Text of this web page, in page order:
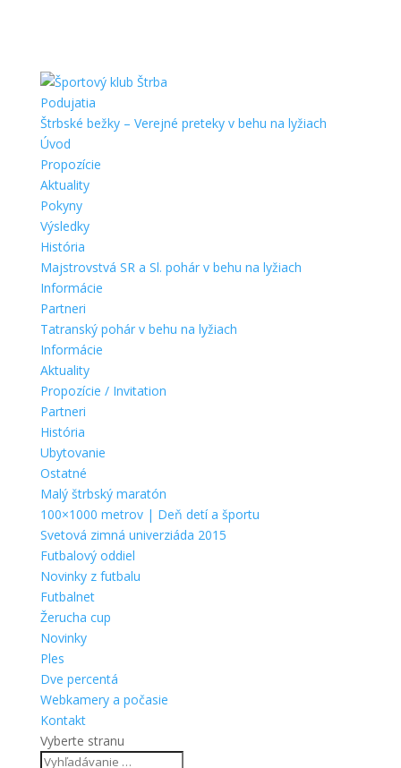
Podujatia
Štrbské bežky – Verejné preteky v behu na lyžiach
Úvod
Propozície
Aktuality
Pokyny
Výsledky
História
Majstrovstvá SR a Sl. pohár v behu na lyžiach
Informácie
Partneri
Tatranský pohár v behu na lyžiach
Informácie
Aktuality
Propozície / Invitation
Partneri
História
Ubytovanie
Ostatné
Malý štrbský maratón
100×1000 metrov | Deň detí a športu
Svetová zimná univerziáda 2015
Futbalový oddiel
Novinky z futbalu
Futbalnet
Žerucha cup
Novinky
Ples
Dve percentá
Webkamery a počasie
Kontakt
Vyberte stranu